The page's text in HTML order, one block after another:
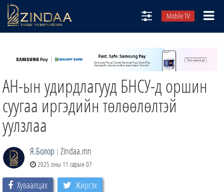
Mobile TV
ТВ8
ӨГЛӨӨНИЙ СОНИН
АУДИО ЗОХИОЛ
ЗИНДАА СЭТГҮҮЛ
АН-ын удирдлагууд БНСУ-д оршин
суугаа иргэдийн төлөөлөлтэй
уулзлаа
Я.Болор | Zindaa.mn
2025 оны 11 сарын 07
Хуваалцах Жиргэх